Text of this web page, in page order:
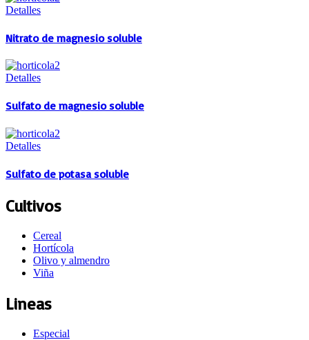
Detalles
Nitrato de magnesio soluble
Detalles
Sulfato de magnesio soluble
Detalles
Sulfato de potasa soluble
Cultivos
Cereal
Hortícola
Olivo y almendro
Viña
Lineas
Especial